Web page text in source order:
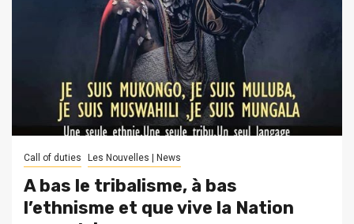
Call of duties Les Nouvelles | News
A bas le tribalisme, à bas
l’ethnisme et que vive la Nation